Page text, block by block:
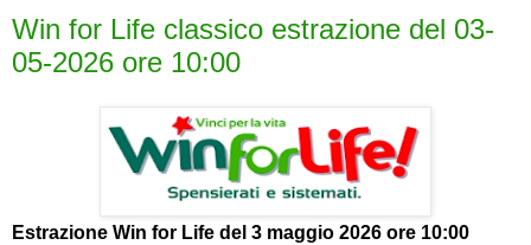
Win for Life classico estrazione del 03-
05-2026 ore 10:00
Estrazione Win for Life del 3 maggio 2026 ore 10:00